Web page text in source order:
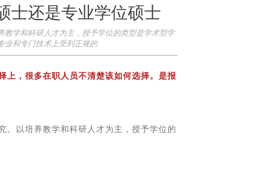
士还是专业学位硕士
学和科研人才为主，授予学位的类型是学术型学
业和专门技术上受到正规的
上，很多在职人员不清楚该如何选择。是报
。以培养教学和科研人才为主，授予学位的